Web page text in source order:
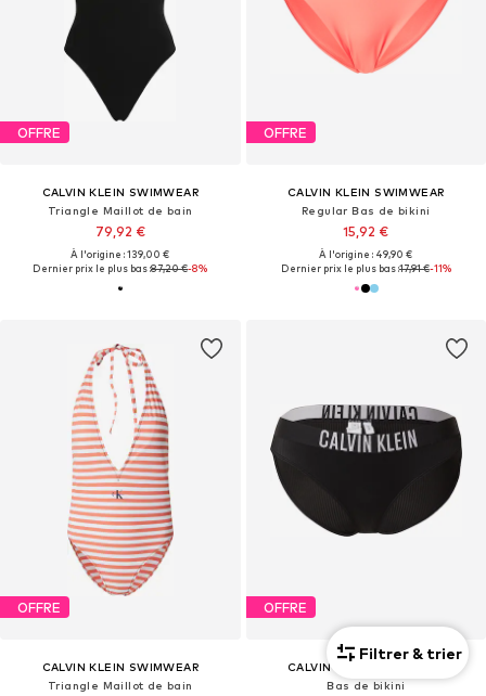
OFFRE
CALVIN KLEIN SWIMWEAR
Triangle Maillot de bain
79,92 €
À l'origine : 139,00 €
Dernier prix le plus bas :87,20 €-8%
OFFRE
CALVIN KLEIN SWIMWEAR
Regular Bas de bikini
15,92 €
À l'origine : 49,90 €
Dernier prix le plus bas :17,91 €-11%
OFFRE
CALVIN KLEIN SWIMWEAR
Triangle Maillot de bain
OFFRE
CALVIN KLEIN SWIMWEAR
Bas de bikini
Filtrer & trier